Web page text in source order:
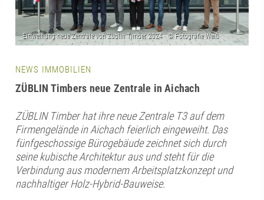
NEWS IMMOBILIEN
ZÜBLIN Timbers neue Zentrale in Aichach
ZÜBLIN Timber hat ihre neue Zentrale T3 auf dem
Firmengelände in Aichach feierlich eingeweiht. Das
fünfgeschossige Bürogebäude zeichnet sich durch
seine kubische Architektur aus und steht für die
Verbindung aus modernem Arbeitsplatzkonzept und
nachhaltiger Holz-Hybrid-Bauweise.